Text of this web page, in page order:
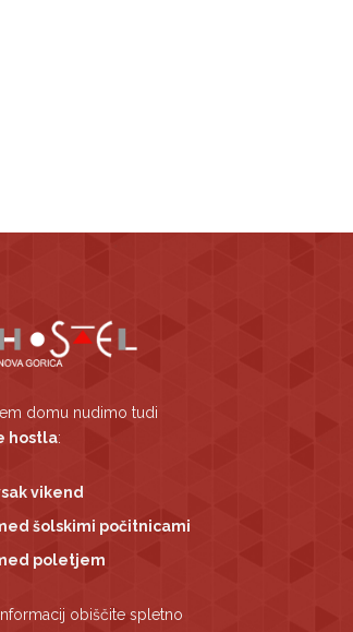
domu nudimo tudi
hostla:
vikend
šolskimi počitnicami
poletjem
obiščite spletno